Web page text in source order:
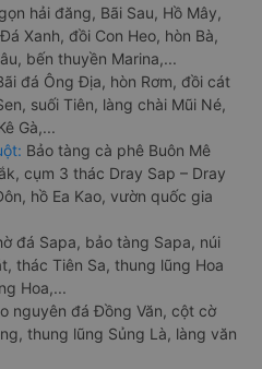
hải đăng, Bãi Sau, Hồ Mây,
Xanh, đồi Con Heo, hòn Bà,
bến thuyền Marina,...
đá Ông Địa, hòn Rơm, đồi cát
suối Tiên, làng chài Mũi Né,
Gà,...
Bảo tàng cà phê Buôn Mê
cụm 3 thác Dray Sap – Dray
hồ Ea Kao, vườn quốc gia
đá Sapa, bảo tàng Sapa, núi
thác Tiên Sa, thung lũng Hoa
Hoa,...
nguyên đá Đồng Văn, cột cờ
thung lũng Sủng Là, làng văn